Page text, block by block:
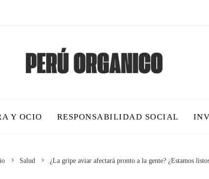
Y OCIO RESPONSABILIDAD SOCIAL
Salud ¿La gripe aviar afectará pronto a la gente? ¿Estamos